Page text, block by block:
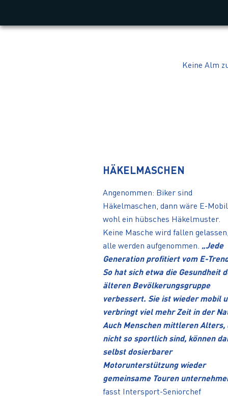
Keine Alm
HÄKELMASCHEN
Angenommen: Biker sind
Häkelmaschen, dann wäre E-
wohl ein hübsches Häkelmuster.
Keine Masche wird fallen gelassen,
alle werden aufgenommen. „Jede
Generation profitiert vom E-
So hat sich etwa die Gesundheit
älteren Bevölkerungsgruppe
verbessert. Sie ist wieder mobil
verbringt viel mehr Zeit in der
Auch Menschen mittleren Alters,
nicht so sportlich sind, können
selbst dosierbarer
Motorunterstützung wieder
gemeinsame Touren
fasst Intersport-Seniorchef